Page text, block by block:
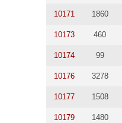
10171 1860
10173 460
10174 99
10176 3278
10177 1508
10179 1480